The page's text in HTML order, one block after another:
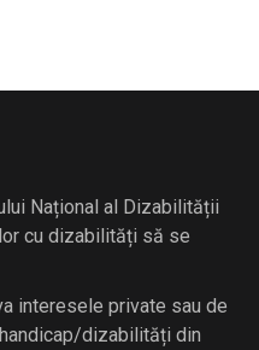
Național al Dizabilității
cu dizabilități să se
interesele private sau de
dizabilități din